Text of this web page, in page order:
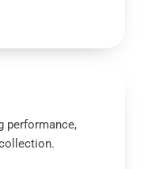
performance,